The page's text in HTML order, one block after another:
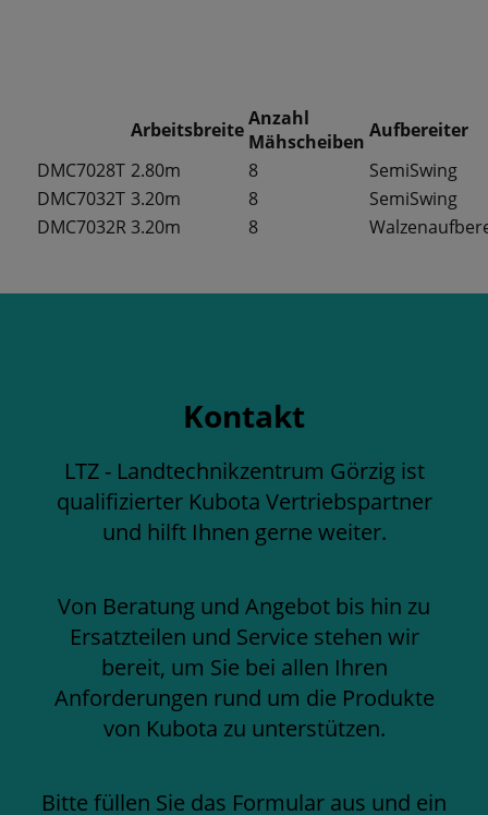
ArbeitsbreiteAnzahl
Mähscheiben Aufbereiter
DMC7028T 2.80m 8
SemiSwing
DMC7032T 3.20m 8
SemiSwing
DMC7032R3.20m 8
Kontakt
LTZ - Landtechnikzentrum Görzig ist
qualifizierter Kubota Vertriebspartner
und hilft Ihnen gerne weiter.
Von Beratung und Angebot bis hin zu
Ersatzteilen und Service stehen wir
bereit, um Sie bei allen Ihren
Anforderungen rund um die Produkte
von Kubota zu unterstützen.
Bitte füllen Sie das Formular aus und ein